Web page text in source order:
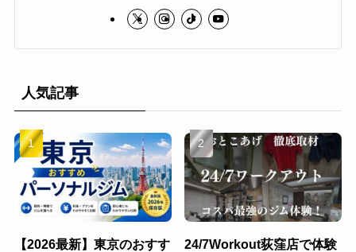
人気記事
【2026最新】東京のおすす
24/7Workout荻窪店で体験